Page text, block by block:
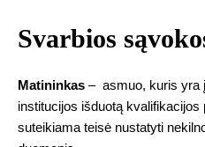
Svarbios
Matininkas – asmuo, kuris yra
institucijos išduotą
suteikiama teisė nustatyti